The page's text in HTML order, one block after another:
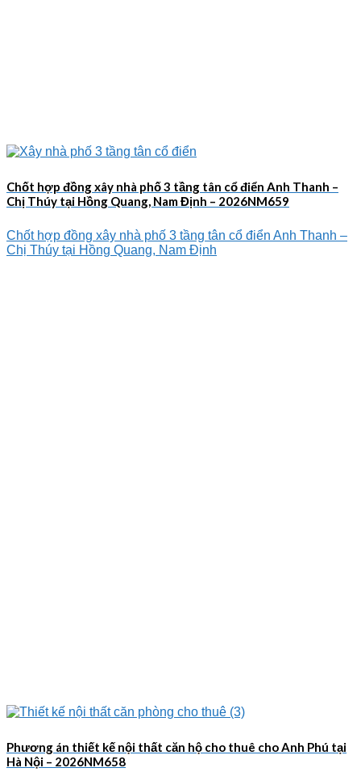
Chốt hợp đồng xây nhà phố 3 tầng tân cổ điển Anh Thanh –
Chị Thúy tại Hồng Quang, Nam Định – 2026NM659
Chốt hợp đồng xây nhà phố 3 tầng tân cổ điển Anh Thanh –
Chị Thúy tại Hồng Quang, Nam Định
Phương án thiết kế nội thất căn hộ cho thuê cho Anh Phú tại
Hà Nội – 2026NM658